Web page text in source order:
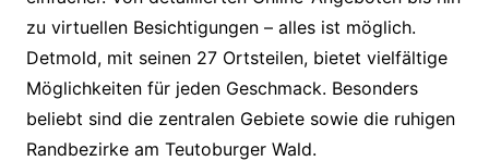
zu virtuellen Besichtigungen – alles ist möglich.
Detmold, mit seinen 27 Ortsteilen, bietet vielfältige
Möglichkeiten für jeden Geschmack. Besonders
beliebt sind die zentralen Gebiete sowie die ruhigen
Randbezirke am Teutoburger Wald.